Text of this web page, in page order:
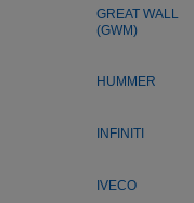
GREAT WALL
(GWM)
HUMMER
INFINITI
IVECO